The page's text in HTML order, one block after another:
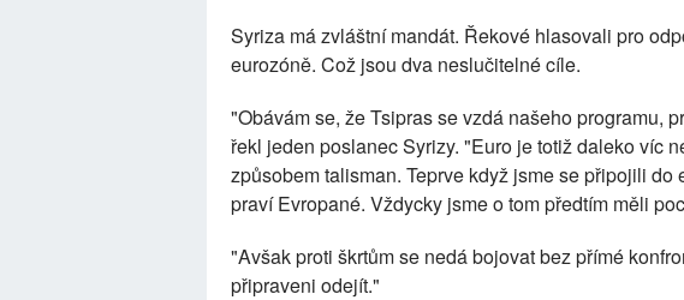
Syriza má zvláštní mandát. Řekové hlasovali pro
eurozóně. Což jsou dva neslučitelné cíle.
"Obávám se, že Tsipras se vzdá našeho programu,
řekl jeden poslanec Syrizy. "Euro je totiž daleko víc
způsobem talisman. Teprve když jsme se připojili
praví Evropané. Vždycky jsme o tom předtím měli
"Avšak proti škrtům se nedá bojovat bez přímé
připraveni odejít."